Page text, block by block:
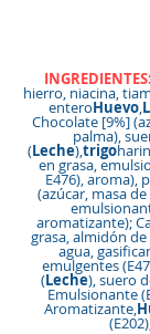
INGREDIENTES:
hierro, niacina,
enteroHuevo,
Chocolate [9%]
palma),
(Leche),trigo
en grasa,
E476), aroma),
(azúcar, masa
aromatizante);
grasa, almidón
agua,
emulgentes
(Leche), suero
Emulsionante
Aromatizante,